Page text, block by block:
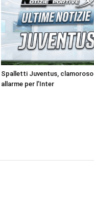
Spalletti Juventus, clamoroso
allarme per l’Inter